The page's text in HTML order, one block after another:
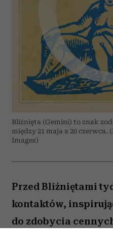
Bliźnięta (Gemini) to znak
między 21 maja a 20
Images)
Przed Bliźniętami
kontaktów,
do zdobycia